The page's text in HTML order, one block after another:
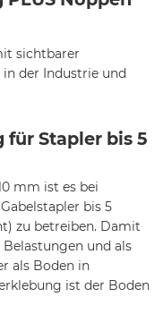
sichtbarer
der Industrie und
Stapler bis 5
mm ist es bei
bis 5
zu betreiben. Damit
und als
als Boden in
ist der Boden